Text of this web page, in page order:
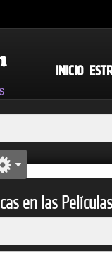
INICIO
en las